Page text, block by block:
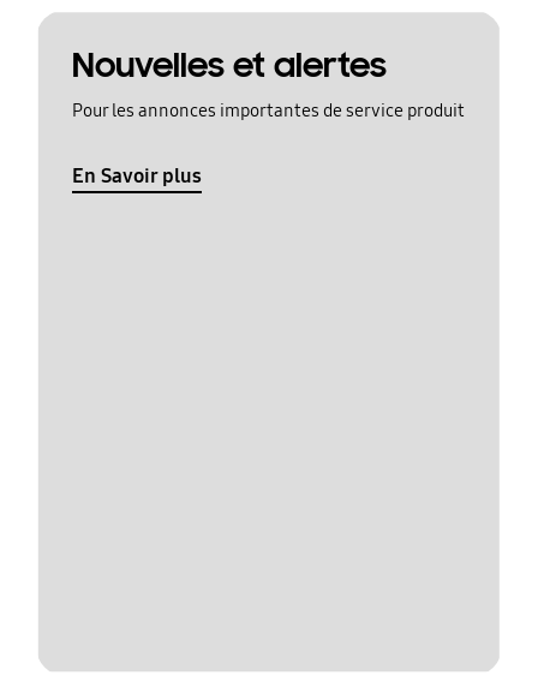
Nouvelles et alertes
Pour les annonces importantes de service produit
En Savoir plus